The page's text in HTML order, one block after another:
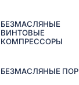
БЕЗМАСЛЯНЫЕ
ВИНТОВЫЕ
КОМПРЕССОРЫ
БЕЗМАСЛЯНЫЕ